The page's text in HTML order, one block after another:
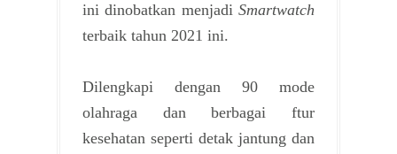
ini dinobatkan menjadi Smartwatch
terbaik tahun 2021 ini.
Dilengkapi dengan 90 mode
olahraga dan berbagai ftur
kesehatan seperti detak jantung dan